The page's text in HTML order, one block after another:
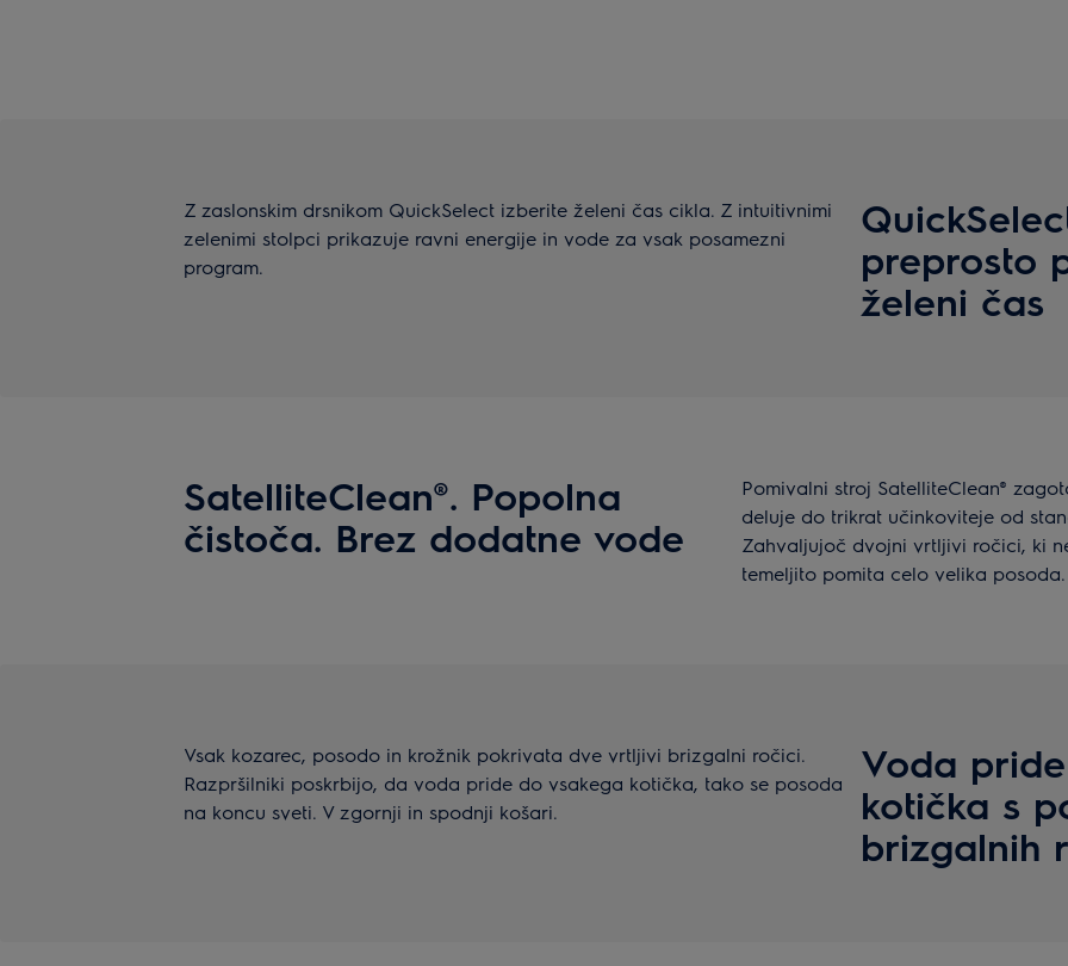
preprosto
želeni čas
Z zaslonskim drsnikom QuickSelect izberite želeni čas cikla. Z intuitivnimi
zelenimi stolpci prikazuje ravni energije in vode za vsak posamezni
program.
SatelliteClean®. Popolna
čistoča. Brez dodatne vode
Pomivalni stroj SatelliteClean®
deluje do trikrat učinkoviteje od
Zahvaljujoč dvojni vrtljivi ročici, ki
temeljito pomita celo velika posoda.
Voda
kotička s
brizgalnih
Vsak kozarec, posodo in krožnik pokrivata dve vrtljivi brizgalni ročici.
Razpršilniki poskrbijo, da voda pride do vsakega kotička, tako se posoda
na koncu sveti. V zgornji in spodnji košari.